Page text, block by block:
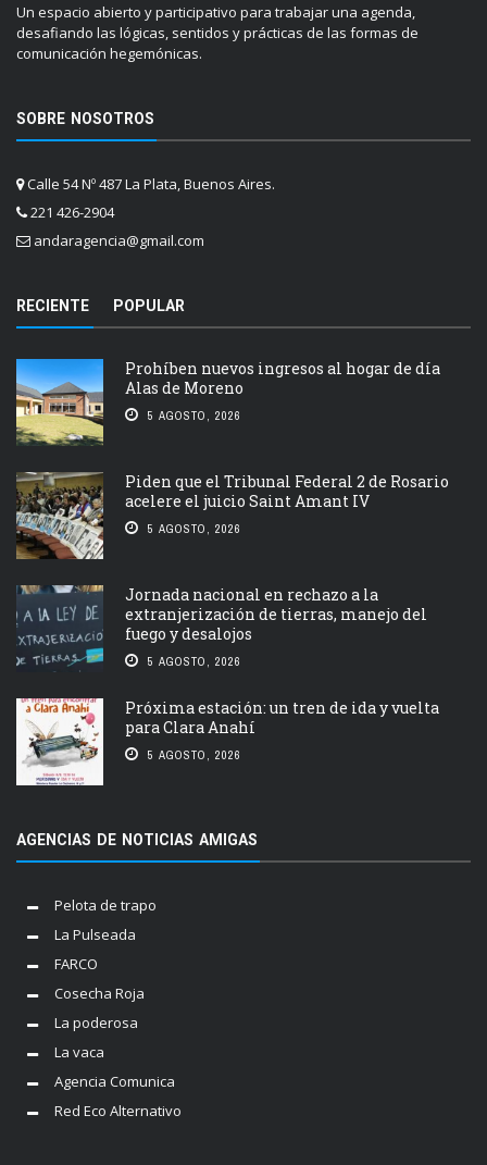
Un espacio abierto y participativo para trabajar una agenda,
desafiando las lógicas, sentidos y prácticas de las formas de
comunicación hegemónicas.
SOBRE NOSOTROS
Calle 54 Nº 487 La Plata, Buenos Aires.
221 426-2904
andaragencia@gmail.com
RECIENTE POPULAR
Prohíben nuevos ingresos al hogar de día
Alas de Moreno
5 AGOSTO, 2026
Piden que el Tribunal Federal 2 de Rosario
acelere el juicio Saint Amant IV
5 AGOSTO, 2026
Jornada nacional en rechazo a la
extranjerización de tierras, manejo del
fuego y desalojos
5 AGOSTO, 2026
Próxima estación: un tren de ida y vuelta
para Clara Anahí
5 AGOSTO, 2026
AGENCIAS DE NOTICIAS AMIGAS
Pelota de trapo
La Pulseada
FARCO
Cosecha Roja
La poderosa
La vaca
Agencia Comunica
Red Eco Alternativo